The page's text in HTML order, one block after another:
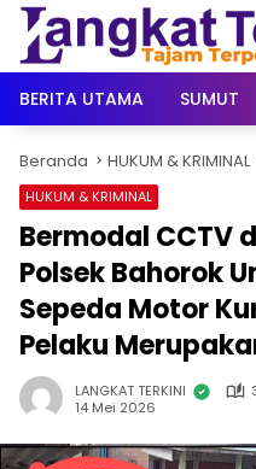
Langsung
konten
BERITA UTAMA
SUMUT
Beranda HUKUM & KRIMINAL
HUKUM & KRIMINAL
Bermodal CCTV
Polsek Bahorok
Sepeda Motor
Pelaku
LANGKAT TERKINI
14 Mei 2026